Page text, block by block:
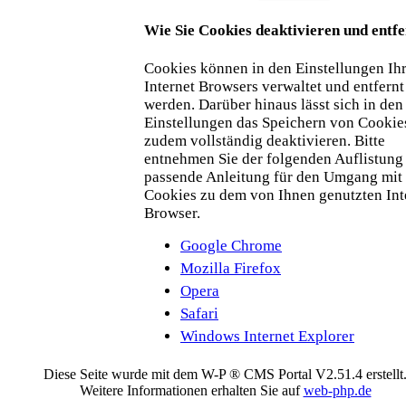
Wie Sie Cookies deaktivieren und
Cookies können in den Einstellungen
Internet Browsers verwaltet und entfernt
werden. Darüber hinaus lässt sich in den
Einstellungen das Speichern von
zudem vollständig deaktivieren. Bitte
entnehmen Sie der folgenden
passende Anleitung für den Umgang mit
Cookies zu dem von Ihnen genutzten
Browser.
Google Chrome
Mozilla Firefox
Opera
Safari
Windows Internet Explorer
Diese Seite wurde mit dem W-P ® CMS Portal V2.51.4 erstellt.
Weitere Informationen erhalten Sie aufweb-php.de